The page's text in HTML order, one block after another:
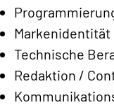
Markenidentität
Technische
Redaktion /